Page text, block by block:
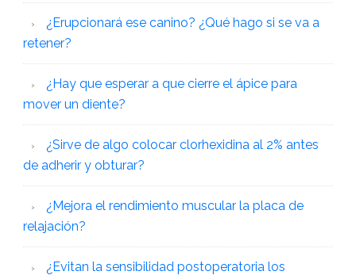
¿Erupcionará ese canino? ¿Qué hago si se va a
retener?
¿Hay que esperar a que cierre el ápice para
mover un diente?
¿Sirve de algo colocar clorhexidina al 2% antes
de adherir y obturar?
¿Mejora el rendimiento muscular la placa de
relajación?
¿Evitan la sensibilidad postoperatoria los